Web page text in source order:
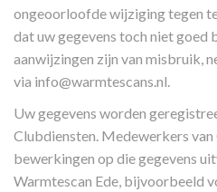
ongeoorloofde wijziging tegen
dat uw gegevens toch niet goed
aanwijzingen zijn van misbruik,
via info@warmtescans.nl
Uw gegevens worden
Clubdiensten. Medewerkers van
bewerkingen op die gegevens
Warmtescan Ede, bijvoorbeeld